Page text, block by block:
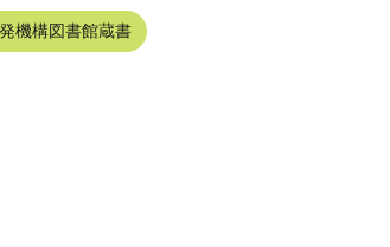
機構図書館蔵書